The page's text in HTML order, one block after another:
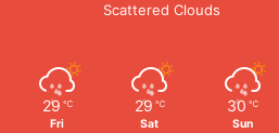
Scattered Clouds
29 ℃
Fri
29 ℃
Sat
30 ℃
Sun